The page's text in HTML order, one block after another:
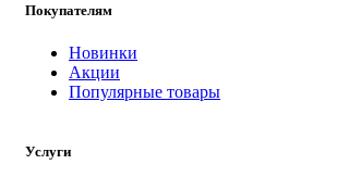
Покупателям
Новинки
Акции
Популярные товары
Услуги